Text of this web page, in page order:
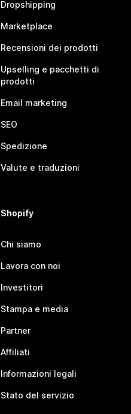
Dropshipping
Marketplace
Recensioni dei prodotti
Upselling e pacchetti di
prodotti
Email marketing
SEO
Spedizione
Valute e traduzioni
Shopify
Chi siamo
Lavora con noi
Investitori
Stampa e media
Partner
Affiliati
Informazioni legali
Stato del servizio